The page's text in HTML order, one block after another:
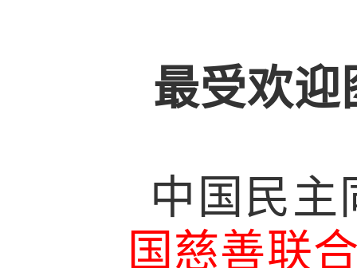
最受欢迎
中国民主
国慈善联